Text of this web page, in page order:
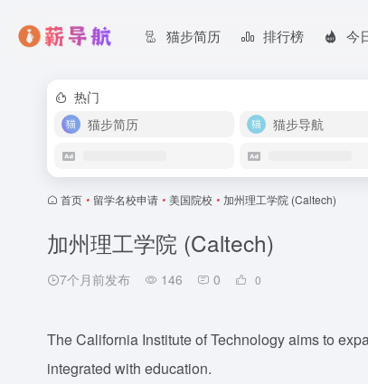
猫步简历 排行榜 今
热门
猫步简历
猫步导航
首页 • 留学名校申请 • 美国院校 • 加州理工学院 (Caltech)
加州理工学院 (Caltech)
7个月前发布 146 0 0
The California Institute of Technology aims to
integrated with education.